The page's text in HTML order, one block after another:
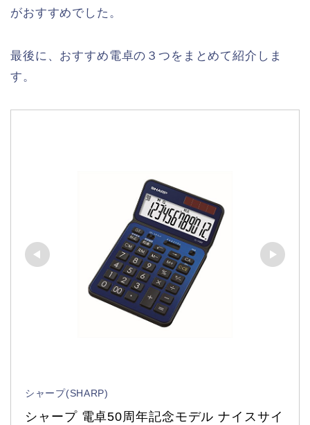
がおすすめでした。
最後に、おすすめ電卓の３つをまとめて紹介しま
す。
シャープ(SHARP)
シャープ 電卓50周年記念モデル ナイスサイ